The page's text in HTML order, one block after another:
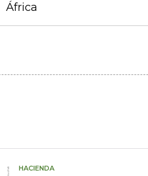
África
HACIENDA